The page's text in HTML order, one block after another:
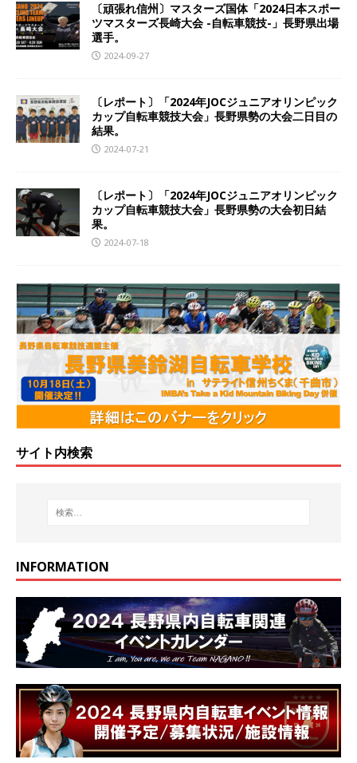
〔頑張れ信州〕マスターズ国体「2024日本スポー
ツマスターズ長崎大会 -自転車競技-」長野県出場
選手。
2024-09-27
〔レポート〕「2024年JOCジュニアオリンピック
カップ自転車競技大会」長野県勢の大会二日目の
結果。
2024-07-21
〔レポート〕「2024年JOCジュニアオリンピック
カップ自転車競技大会」長野県勢の大会初日結
果。
2024-07-18
サイト内検索
INFORMATION